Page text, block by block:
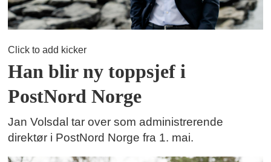
Click to add kicker
Han blir ny toppsjef i
PostNord Norge
Jan Volsdal tar over som administrerende
direktør i PostNord Norge fra 1. mai.